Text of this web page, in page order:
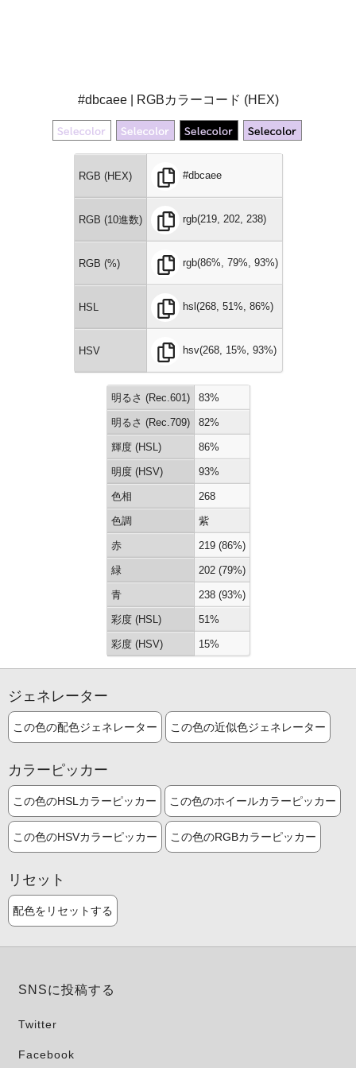
#dbcaee | RGBカラーコード (HEX)
RGB (HEX) #dbcaee
RGB (10進数) rgb(219, 202, 238)
RGB (%) rgb(86%, 79%, 93%)
HSL hsl(268, 51%, 86%)
HSV hsv(268, 15%, 93%)
明るさ (Rec.601) 83%
明るさ (Rec.709) 82%
輝度 (HSL) 86%
明度 (HSV) 93%
色相 268
色調 紫
赤 219 (86%)
緑 202 (79%)
青 238 (93%)
彩度 (HSL) 51%
彩度 (HSV) 15%
ジェネレーター
この色の配色ジェネレーター この色の近似色ジェネレーター
カラーピッカー
この色のHSLカラーピッカー この色のホイールカラーピッカー
この色のHSVカラーピッカー この色のRGBカラーピッカー
リセット
配色をリセットする
SNSに投稿する
Twitter
Facebook